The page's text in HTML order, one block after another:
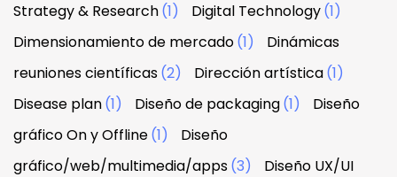
Strategy & Research(1) Digital Technology(1)
Dimensionamiento de mercado(1)
Dinámicas
reuniones científicas(2) Dirección artística(1)
Disease plan(1) Diseño de packaging(1)
Diseño
gráfico On y Offline(1)
Diseño
gráfico/web/multimedia/apps(3)
Diseño UX/UI